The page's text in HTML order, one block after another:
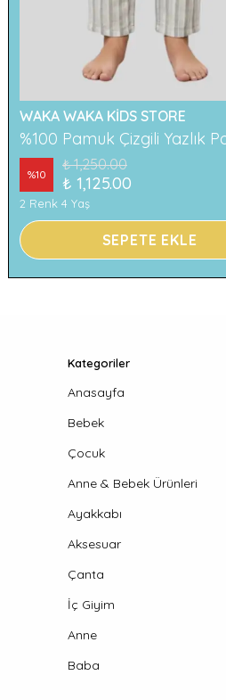
WAKA WAKA KİDS STORE
%100 Pamuk Çizgili Yazlık
%10
₺ 1,250.00
₺ 1,125.00
2 Renk 4 Yaş
SEPETE EKLE
Kategoriler
Anasayfa
Bebek
Çocuk
Anne & Bebek Ürünleri
Ayakkabı
Aksesuar
Çanta
İç Giyim
Anne
Baba